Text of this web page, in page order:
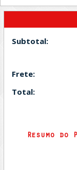
Subtotal:
Frete:
Total:
Resumo do